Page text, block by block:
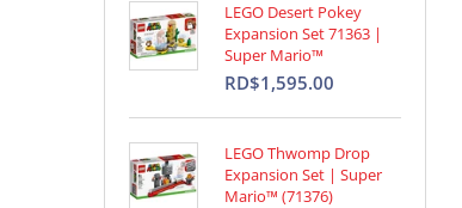
LEGO Desert Pokey
Expansion Set 71363 |
Super Mario™
RD$1,595.00
LEGO Thwomp Drop
Expansion Set | Super
Mario™ (71376)